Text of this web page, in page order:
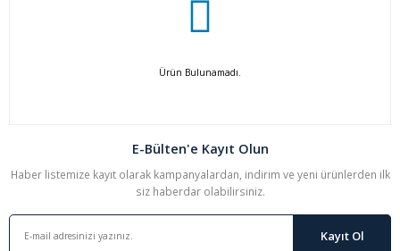
Ürün Bulunamadı.
E-Bülten'e Kayıt Olun
Haber listemize kayıt olarak kampanyalardan, indirim ve yeni ürünlerden ilk
siz haberdar olabilirsiniz.
Kayıt Ol